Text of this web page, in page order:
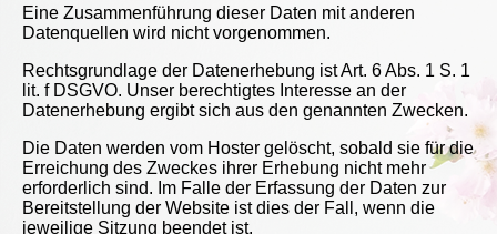
Eine Zusammenführung dieser Daten mit anderen
Datenquellen wird nicht vorgenommen.
Rechtsgrundlage der Datenerhebung ist Art. 6 Abs. 1 S. 1
lit. f DSGVO. Unser berechtigtes Interesse an der
Datenerhebung ergibt sich aus den genannten Zwecken.
Die Daten werden vom Hoster gelöscht, sobald sie für die
Erreichung des Zweckes ihrer Erhebung nicht mehr
erforderlich sind. Im Falle der Erfassung der Daten zur
Bereitstellung der Website ist dies der Fall, wenn die
jeweilige Sitzung beendet ist.